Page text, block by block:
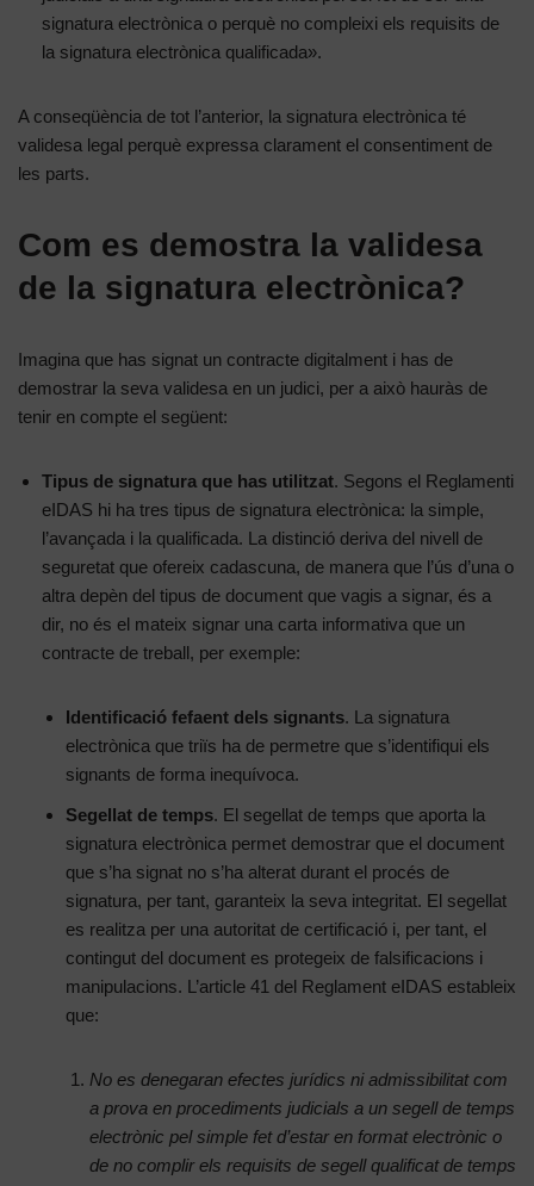
signatura electrònica o perquè no compleixi els requisits de
la signatura electrònica qualificada».
A conseqüència de tot l’anterior, la signatura electrònica té
validesa legal perquè expressa clarament el consentiment de
les parts.
Com es demostra la validesa
de la signatura electrònica?
Imagina que has signat un contracte digitalment i has de
demostrar la seva validesa en un judici, per a això hauràs de
tenir en compte el següent:
Tipus de signatura que has utilitzat. Segons el Reglamenti
eIDAS hi ha tres tipus de signatura electrònica: la simple,
l’avançada i la qualificada. La distinció deriva del nivell de
seguretat que ofereix cadascuna, de manera que l’ús d’una o
altra depèn del tipus de document que vagis a signar, és a
dir, no és el mateix signar una carta informativa que un
contracte de treball, per exemple:
Identificació fefaent dels signants. La signatura
electrònica que triïs ha de permetre que s’identifiqui els
signants de forma inequívoca.
Segellat de temps. El segellat de temps que aporta la
signatura electrònica permet demostrar que el document
que s’ha signat no s’ha alterat durant el procés de
signatura, per tant, garanteix la seva integritat. El segellat
es realitza per una autoritat de certificació i, per tant, el
contingut del document es protegeix de falsificacions i
manipulacions. L’article 41 del Reglament eIDAS estableix
que:
No es denegaran efectes jurídics ni admissibilitat com
a prova en procediments judicials a un segell de temps
electrònic pel simple fet d’estar en format electrònic o
de no complir els requisits de segell qualificat de temps